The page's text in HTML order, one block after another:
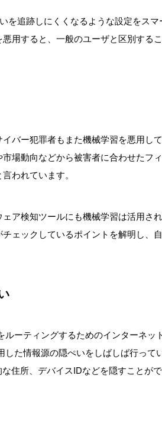
を追跡しにくくなるような設定をス
用すると、一般のユーザと区別する
バー犯罪者もまた機械学習を悪用し
場動向などから被害者に合わせたフ
われています。
ア検知ツールにも機械学習は活用さ
ェックしているポイントを解明し、
ーティングするためのインターネッ
た情報源の隠ぺいをしばしば行って
住所、デバイスIDなどを隠すことがで